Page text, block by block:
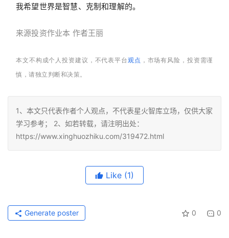
我希望世界是智慧、克制和理解的。
来源投资作业本 作者王丽
本文不构成个人投资建议，不代表平台观点 ，市场有风险，投资需谨
慎，请独立判断和决策。
1、本文只代表作者个人观点，不代表星火智库立场，仅供大家
学习参考； 2、如若转载，请注明出处：
https://www.xinghuozhiku.com/319472.html
Like (1)
0 0
Generate poster